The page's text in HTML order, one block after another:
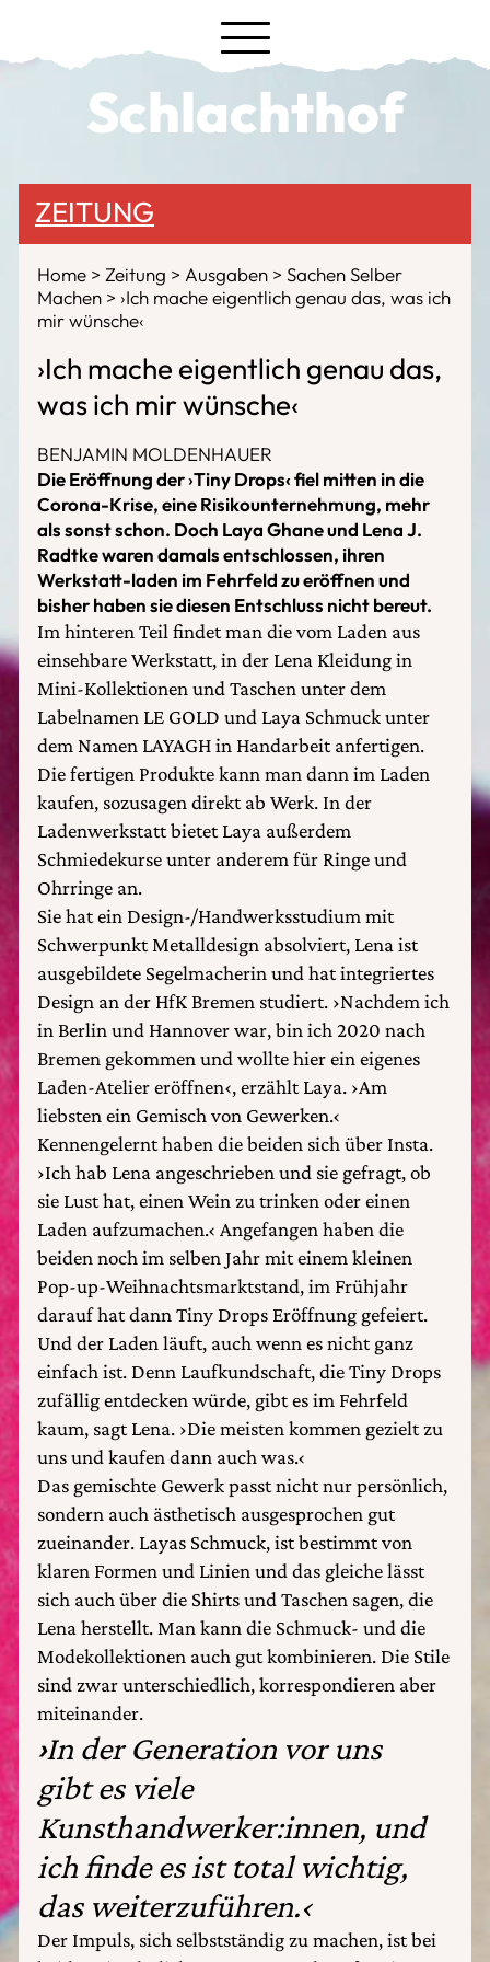
Schlachthof
ZEITUNG
Home Zeitung Ausgaben
Sachen Selber
Machen
›Ich mache eigentlich genau das, was ich
mir wünsche‹
›Ich mache eigentlich genau das,
was ich mir wünsche‹
BENJAMIN MOLDENHAUER
Die Eröffnung der›Tiny Drops‹ fiel mitten in die
Corona-Krise, eine Risikounternehmung, mehr
als sonst schon. Doch Laya Ghane und Lena J.
Radtke waren damals entschlossen, ihren
Werkstatt-laden im Fehrfeld zu eröffnen und
bisher haben sie diesen Entschluss nicht bereut.
Im hinteren Teil findet man die vom Laden aus
einsehbare Werkstatt, in der Lena Kleidung in
Mini-Kollektionen und Taschen unter dem
Labelnamen LE GOLD und Laya Schmuck unter
dem Namen LAYAGH in Handarbeit anfertigen.
Die fertigen Produkte kann man dann im Laden
kaufen, sozusagen direkt ab Werk. In der
Ladenwerkstatt bietet Laya außerdem
Schmiedekurse unter anderem für Ringe und
Ohrringe an.
Sie hat ein Design-/Handwerksstudium mit
Schwerpunkt Metalldesign absolviert, Lena ist
ausgebildete Segelmacherin und hat integriertes
Design an der HfK Bremen studiert. ›Nachdem ich
in Berlin und Hannover war, bin ich 2020 nach
Bremen gekommen und wollte hier ein eigenes
Laden-Atelier eröffnen‹, erzählt Laya. ›Am
liebsten ein Gemisch von Gewerken.‹
Kennengelernt haben die beiden sich über Insta.
›Ich hab Lena angeschrieben und sie gefragt, ob
sie Lust hat, einen Wein zu trinken oder einen
Laden aufzumachen.‹ Angefangen haben die
beiden noch im selben Jahr mit einem kleinen
Pop-up-Weihnachtsmarktstand, im Frühjahr
darauf hat dann Tiny Drops Eröffnung gefeiert.
Und der Laden läuft, auch wenn es nicht ganz
einfach ist. Denn Laufkundschaft, die Tiny Drops
zufällig entdecken würde, gibt es im Fehrfeld
kaum, sagt Lena. ›Die meisten kommen gezielt zu
uns und kaufen dann auch was.‹
Das gemischte Gewerk passt nicht nur persönlich,
sondern auch ästhetisch ausgesprochen gut
zueinander. Layas Schmuck, ist bestimmt von
klaren Formen und Linien und das gleiche lässt
sich auch über die Shirts und Taschen sagen, die
Lena herstellt. Man kann die Schmuck- und die
Modekollektionen auch gut kombinieren. Die Stile
sind zwar unterschiedlich, korrespondieren aber
miteinander.
›In der Generation vor uns
gibt es viele
Kunsthandwerker:innen, und
ich finde es ist total wichtig,
das weiterzuführen.‹
Der Impuls, sich selbstständig zu machen, ist bei